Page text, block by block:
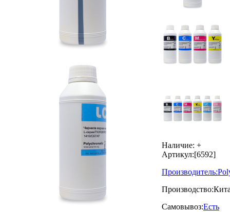
Наличие: +
Артикул:[6592]
Производитель:
Производство:
Самовывоз:Есть